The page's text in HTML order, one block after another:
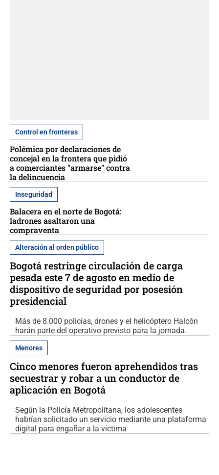
Control en fronteras
Polémica por declaraciones de
concejal en la frontera que pidió
a comerciantes "armarse" contra
la delincuencia
Inseguridad
Balacera en el norte de Bogotá:
ladrones asaltaron una
compraventa
Alteración al orden público
Bogotá restringe circulación de carga
pesada este 7 de agosto en medio de
dispositivo de seguridad por posesión
presidencial
Más de 8.000 policías, drones y el helicóptero Halcón
harán parte del operativo previsto para la jornada.
Menores
Cinco menores fueron aprehendidos tras
secuestrar y robar a un conductor de
aplicación en Bogotá
Según la Policía Metropolitana, los adolescentes
habrían solicitado un servicio mediante una plataforma
digital para engañar a la víctima